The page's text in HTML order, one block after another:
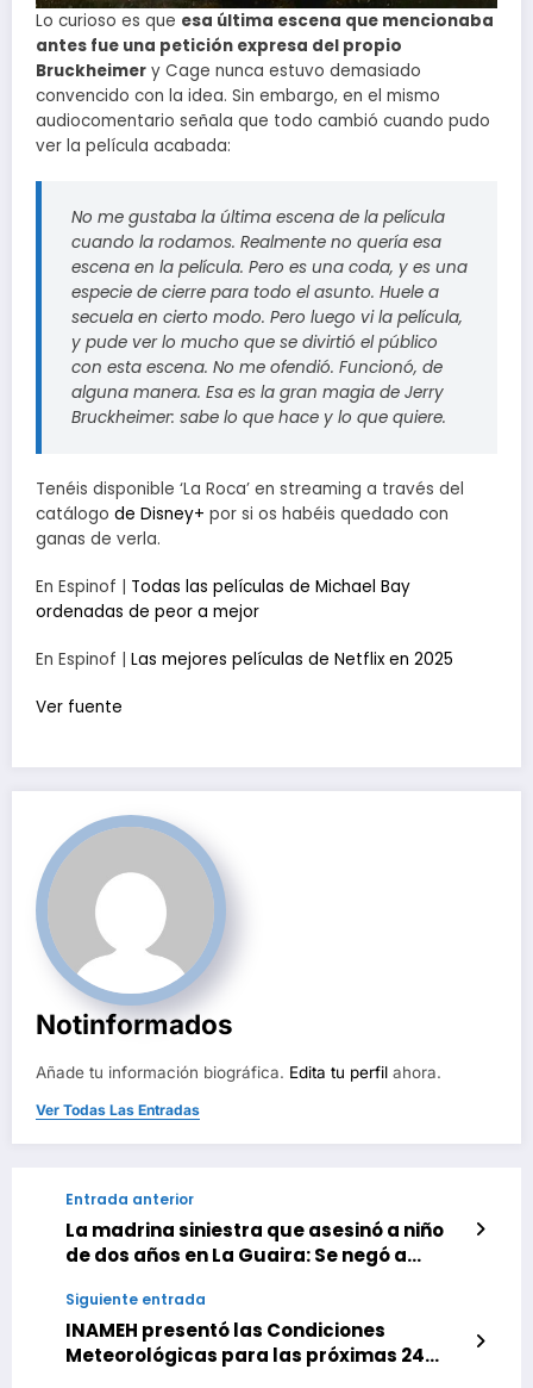
Lo curioso es que esa última escena que mencionaba
antes fue una petición expresa del propio
Bruckheimer y Cage nunca estuvo demasiado
convencido con la idea. Sin embargo, en el mismo
audiocomentario señala que todo cambió cuando pudo
ver la película acabada:
No me gustaba la última escena de la película
cuando la rodamos. Realmente no quería esa
escena en la película. Pero es una coda, y es una
especie de cierre para todo el asunto. Huele a
secuela en cierto modo. Pero luego vi la película,
y pude ver lo mucho que se divirtió el público
con esta escena. No me ofendió. Funcionó, de
alguna manera. Esa es la gran magia de Jerry
Bruckheimer: sabe lo que hace y lo que quiere.
Tenéis disponible ‘La Roca’ en streaming a través del
catálogo de Disney+ por si os habéis quedado con
ganas de verla.
En Espinof | Todas las películas de Michael Bay
ordenadas de peor a mejor
En Espinof | Las mejores películas de Netflix en 2025
Ver fuente
Notinformados
Añade tu información biográfica. Edita tu perfil ahora.
Ver Todas Las Entradas
Entrada anterior
La madrina siniestra que asesinó a niño
de dos años en La Guaira: Se negó a
Siguiente entrada
INAMEH presentó las Condiciones
Meteorológicas para las próximas 24